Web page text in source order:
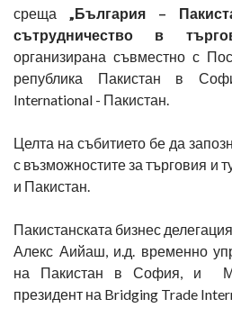
среща „България –
сътрудничество в
организирана съвместно с
република Пакистан в
International - Пакистан.
Целта на събитието бе да
с възможностите за търговия и
и Пакистан.
Пакистанската бизнес
Алекс Аийаш, и.д. временно
на Пакистан в София, и
президент на Bridging Trade